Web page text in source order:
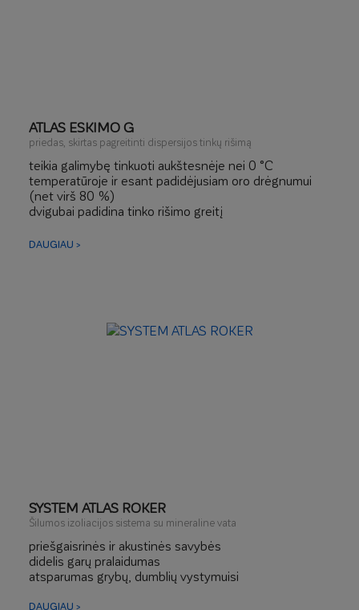
ATLAS ESKIMO G
priedas, skirtas pagreitinti dispersijos tinkų rišimą
teikia galimybę tinkuoti aukštesnėje nei 0 °C
temperatūroje ir esant padidėjusiam oro drėgnumui
(net virš 80 %)
dvigubai padidina tinko rišimo greitį
pasiekimą
DAUGIAU >
SYSTEM ATLAS ROKER
Šilumos izoliacijos sistema su mineraline vata
priešgaisrinės ir akustinės savybės
didelis garų pralaidumas
atsparumas grybų, dumblių vystymuisi
DAUGIAU >